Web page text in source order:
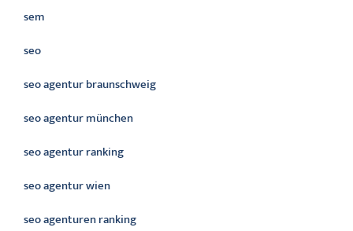
sem
seo
seo agentur braunschweig
seo agentur münchen
seo agentur ranking
seo agentur wien
seo agenturen ranking